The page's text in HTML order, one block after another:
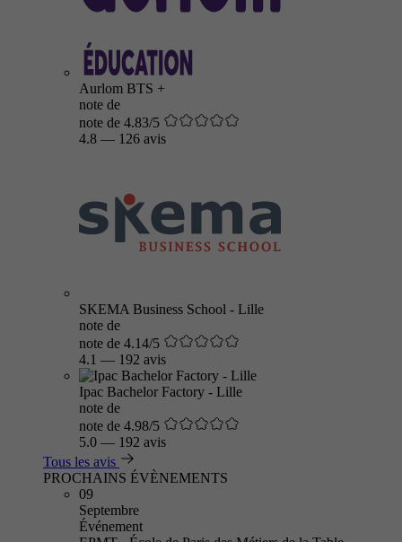
Aurlom BTS +
note de
note de 4.83/5
4.8 — 126 avis
SKEMA Business School - Lille
note de
note de 4.14/5
4.1 — 192 avis
Ipac Bachelor Factory - Lille
note de
note de 4.98/5
5.0 — 192 avis
Tous les avis
PROCHAINS ÉVÈNEMENTS
09
Septembre
Événement